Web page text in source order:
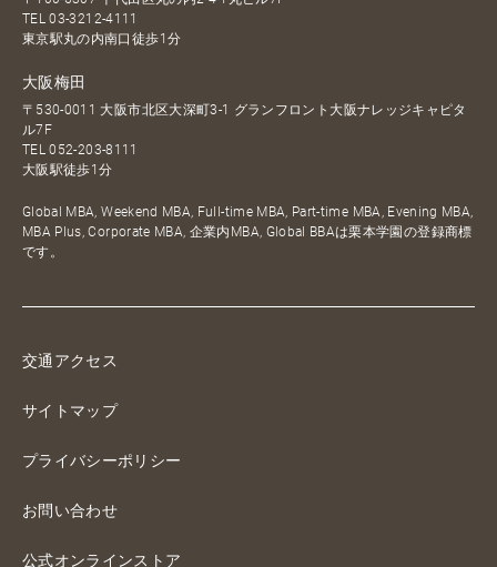
TEL03-3212-4111
東京駅丸の内南口徒歩1分
大阪梅田
〒530-0011 大阪市北区大深町3-1 グランフロント大阪ナレッジキャピタ
ル7F
TEL052-203-8111
大阪駅徒歩1分
Global MBA, Weekend MBA, Full-time MBA, Part-time MBA, Evening MBA,
MBA Plus, Corporate MBA, 企業内MBA, Global BBAは栗本学園の登録商標
です。
交通アクセス
サイトマップ
プライバシーポリシー
お問い合わせ
公式オンラインストア